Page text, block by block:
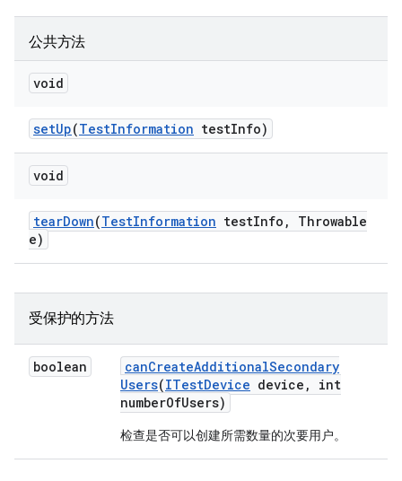
公共方法
void
setUp(TestInformation testInfo)
void
tearDown(TestInformation testInfo ,
Throwable
e)
受保护的方法
boolean canCreateAdditionalSecondary
Users(ITestDevice device ,
int
numberOfUsers)
检查是否可以创建所需数量的次要用户。